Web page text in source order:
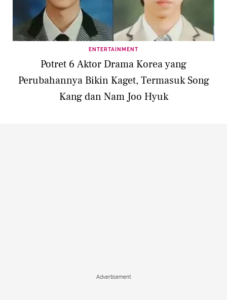
ENTERTAINMENT
Potret 6 Aktor Drama Korea yang
Perubahannya Bikin Kaget, Termasuk Song
Kang dan Nam Joo Hyuk
Advertisement